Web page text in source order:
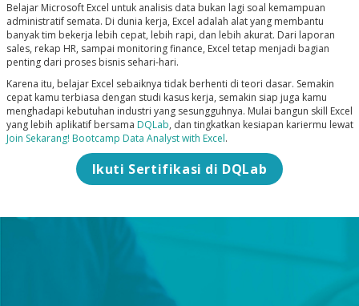
Belajar Microsoft Excel untuk analisis data bukan lagi soal kemampuan
administratif semata. Di dunia kerja, Excel adalah alat yang membantu
banyak tim bekerja lebih cepat, lebih rapi, dan lebih akurat. Dari laporan
sales, rekap HR, sampai monitoring finance, Excel tetap menjadi bagian
penting dari proses bisnis sehari-hari.
Karena itu, belajar Excel sebaiknya tidak berhenti di teori dasar. Semakin
cepat kamu terbiasa dengan studi kasus kerja, semakin siap juga kamu
menghadapi kebutuhan industri yang sesungguhnya. Mulai bangun skill Excel
yang lebih aplikatif bersama DQLab, dan tingkatkan kesiapan kariermu lewat
Join Sekarang! Bootcamp Data Analyst with Excel.
Ikuti Sertifikasi di DQLab